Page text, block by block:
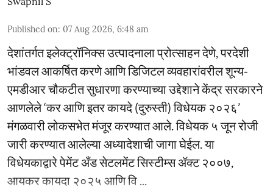
Published on: 07 Aug 2026, 6:48 am
देशांतर्गत इलेक्ट्रॉनिक्स उत्पादनाला प्रोत्साहन देणे, परदेशी
भांडवल आकर्षित करणे आणि डिजिटल व्यवहारांवरील शून्य-
एमडीआर चौकटीत सुधारणा करण्याच्या उद्देशाने केंद्र सरकारने
आणलेले ‘कर आणि इतर कायदे (दुरुस्ती) विधेयक २०२६’
मंगळवारी लोकसभेत मंजूर करण्यात आले. विधेयक ५ जून रोजी
जारी करण्यात आलेल्या अध्यादेशाची जागा घेईल. या
विधेयकाद्वारे पेमेंट अँड सेटलमेंट सिस्टीम्स ॲक्ट २००७,
आयकर कायदा २०२५ आणि वि ...